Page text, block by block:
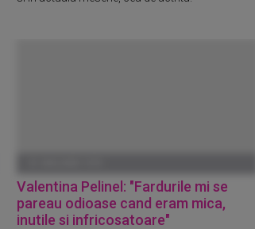
Valentina Pelinel: "Fardurile mi se
pareau odioase cand eram mica,
inutile si infricosatoare"